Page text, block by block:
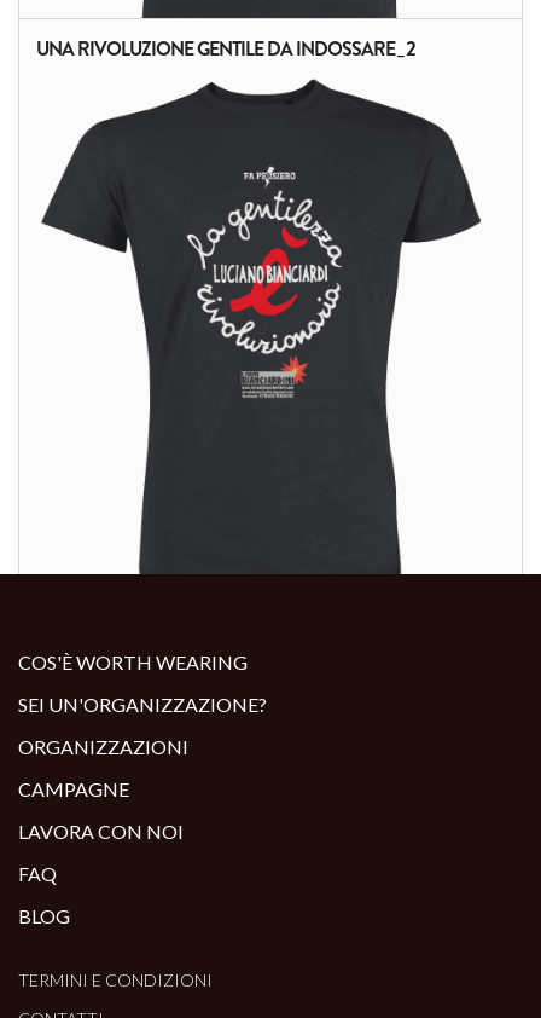
ALTRI PRODOTTI:
UNA RIVOLUZIONE GENTILE DA INDOSSARE_2
COS'È WORTH WEARING
SEI UN'ORGANIZZAZIONE?
ORGANIZZAZIONI
CAMPAGNE
LAVORA CON NOI
FAQ
BLOG
TERMINI E CONDIZIONI